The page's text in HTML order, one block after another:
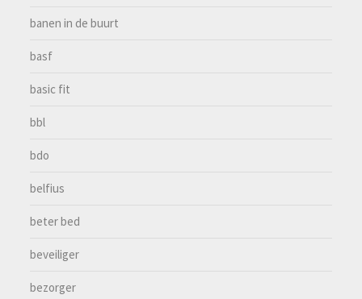
banen in de buurt
basf
basic fit
bbl
bdo
belfius
beter bed
beveiliger
bezorger